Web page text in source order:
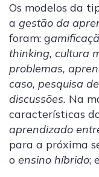
Os modelos da
a gestão da
foram: g
thinking, cultura
problemas,
caso, pesquisa
discussões. Na
características
aprendizado
para a próxima
o ensino híbrido;